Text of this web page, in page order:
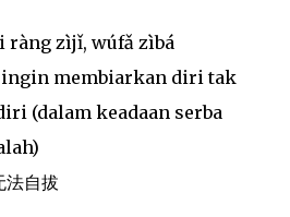
ràng zìjǐ, wúfǎ zìbá
membiarkan diri tak
(dalam keadaan serba
法自拔